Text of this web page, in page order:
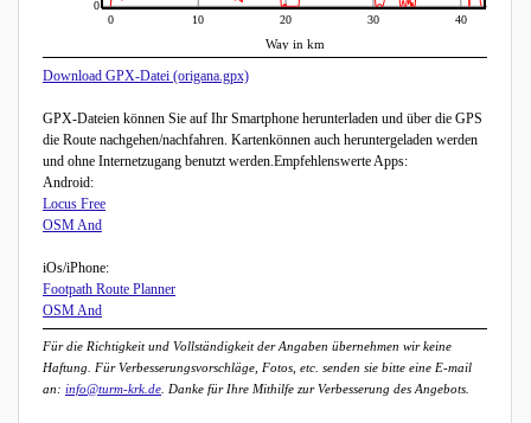
Way in km
0 10 20 30 40
0
Download GPX-Datei (origana.gpx)
GPX-Dateien können Sie auf Ihr Smartphone herunterladen und über die GPS
die Route nachgehen/nachfahren. Kartenkönnen auch heruntergeladen werden
und ohne Internetzugang benutzt werden.Empfehlenswerte Apps:
Android:
Locus Free
OSM And
iOs/iPhone:
Footpath Route Planner
OSM And
Für die Richtigkeit und Vollständigkeit der Angaben übernehmen wir keine
Haftung. Für Verbesserungsvorschläge, Fotos, etc. senden sie bitte eine E-mail
an: info@turm-krk.de . Danke für Ihre Mithilfe zur Verbesserung des Angebots.